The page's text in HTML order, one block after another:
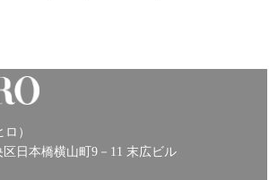
）
区日本橋横山町9－11 末広ビル